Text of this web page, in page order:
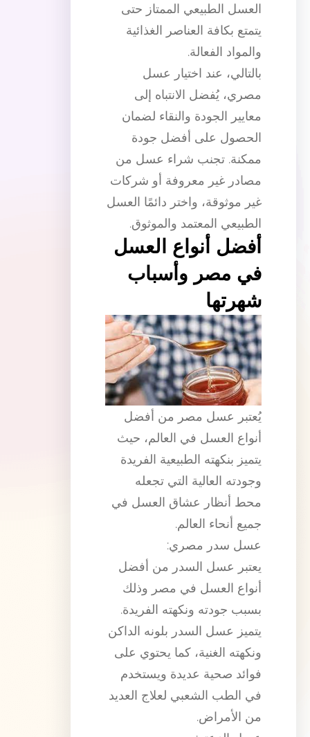
العسل الطبيعي الممتاز حتى
يتمتع بكافة العناصر الغذائية
والمواد الفعالة.
بالتالي، عند اختيار عسل
مصري، يُفضل الانتباه إلى
معايير الجودة والنقاء لضمان
الحصول على أفضل جودة
ممكنة. تجنب شراء عسل من
مصادر غير معروفة أو شركات
غير موثوقة، واختر دائمًا العسل
الطبيعي المعتمد والموثوق.
أفضل أنواع العسل
في مصر وأسباب
شهرتها
يُعتبر عسل مصر من أفضل
أنواع العسل في العالم، حيث
يتميز بنكهته الطبيعية الفريدة
وجودته العالية التي تجعله
محط أنظار عشاق العسل في
جميع أنحاء العالم.
عسل سدر مصري:
يعتبر عسل السدر من أفضل
أنواع العسل في مصر وذلك
بسبب جودته ونكهته الفريدة.
يتميز عسل السدر بلونه الداكن
ونكهته الغنية، كما يحتوي على
فوائد صحية عديدة ويستخدم
في الطب الشعبي لعلاج العديد
من الأمراض.